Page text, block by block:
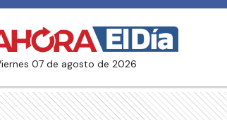
viernes 07 de agosto de 2026